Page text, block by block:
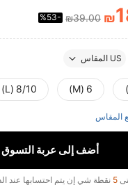
₪
₪39.00
%53-
US المقاس
6 (M)
8/10 (L)
المقاس
أضف إلى عربة التسوق
5 نقطة شي إن يتم احتسابها عند